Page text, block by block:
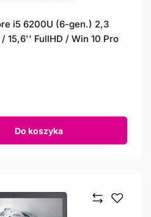
i5 6200U (6-gen.) 2,3
15,6'' FullHD / Win 10 Pro
Do koszyka